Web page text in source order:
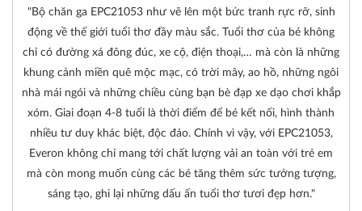
"Bộ chăn ga EPC21053 như vẽ lên một bức tranh rực rỡ, sinh
động về thế giới tuổi thơ đầy màu sắc. Tuổi thơ của bé không
chỉ có đường xá đông đúc, xe cộ, điện thoại,… mà còn là những
khung cảnh miền quê mộc mạc, có trời mây, ao hồ, những ngôi
nhà mái ngói và những chiều cùng bạn bè đạp xe dạo chơi khắp
xóm. Giai đoạn 4-8 tuổi là thời điểm để bé kết nối, hình thành
nhiều tư duy khác biệt, độc đáo. Chính vì vậy, với EPC21053,
Everon không chỉ mang tới chất lượng vải an toàn với trẻ em
mà còn mong muốn cùng các bé tăng thêm sức tưởng tượng,
sáng tạo, ghi lại những dấu ấn tuổi thơ tươi đẹp hơn."